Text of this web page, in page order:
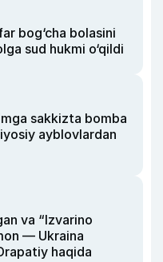
bog‘cha bolasini
sud hukmi o‘qildi
sakkizta bomba
ayblovlardan
va “Izvarino
— Ukraina
haqida